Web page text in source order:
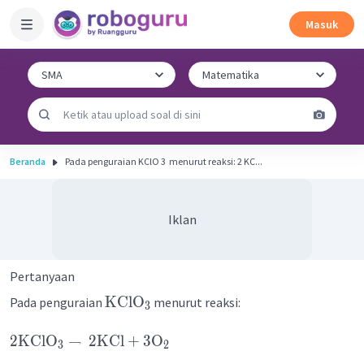
Masuk
Beranda Pada penguraian KClO 3 ​ menurut reaksi: 2 KC...
Iklan
Pertanyaan
Pada penguraian KClO3 menurut reaksi:
2KClO3 → 2KCl + 3O2